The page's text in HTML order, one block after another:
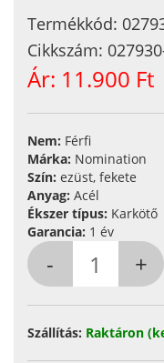
Termékkód:
Cikkszám:
Ár: 11.900 Ft
Nem: Férfi
Márka: Nomination
Szín: ezüst, fekete
Anyag: Acél
Ékszer típus: Karkötő
Garancia: 1 év
Szállítás: Raktáron